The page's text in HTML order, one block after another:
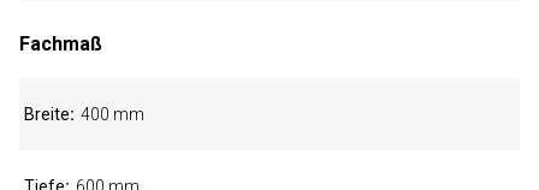
Fachmaß
Breite 400 mm